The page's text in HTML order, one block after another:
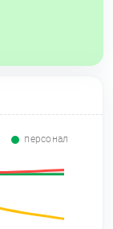
персонал